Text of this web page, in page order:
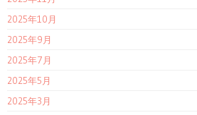
2025年10月
2025年9月
2025年7月
2025年5月
2025年3月